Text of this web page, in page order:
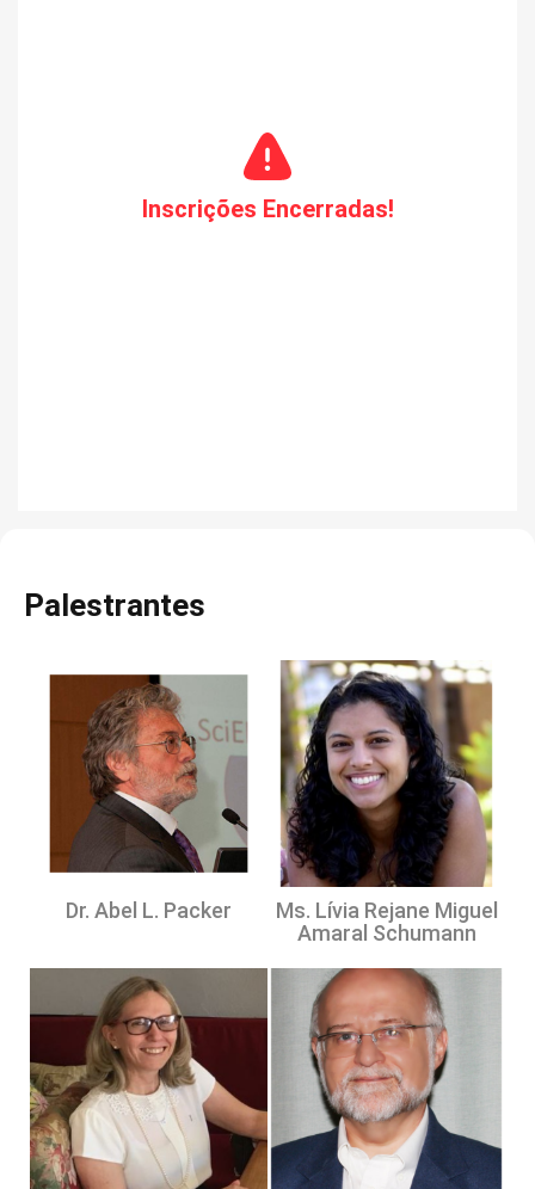
Inscrições Encerradas!
Palestrantes
Dr. Abel L. Packer
Ms. Lívia Rejane Miguel
Amaral Schumann